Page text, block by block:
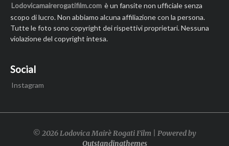
Lodovicamairerogatifilm.com è un fansite non ufficiale senza
scopo di lucro. Non abbiamo alcuna affiliazione con la persona.
Tutte le foto sono copyright dei rispettivi proprietari. Nessuna
violazione del copyright intesa.
Social
Instagram
© 2026 Lodovica Mairè Rogati Film | Powered by
Outstandingthemes